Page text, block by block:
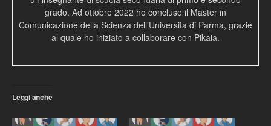
grado. Ad ottobre 2022 ho concluso il Master in
Comunicazione della Scienza dell’Università di Parma, grazie
al quale ho iniziato a collaborare con Pikaia.
Leggi anche